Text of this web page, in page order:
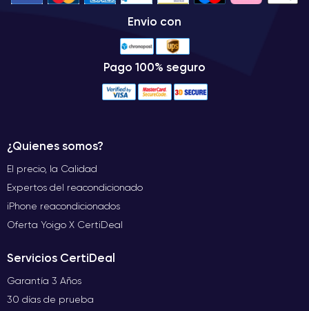
Envio con
Pago 100% seguro
¿Quienes somos?
El precio, la Calidad
Expertos del reacondicionado
iPhone reacondicionados
Oferta Yoigo X CertiDeal
Servicios CertiDeal
Garantía 3 Años
30 días de prueba